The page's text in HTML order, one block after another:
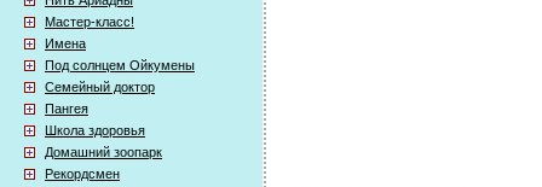
Мастер-класс!
Имена
Под солнцем Ойкумены
Семейный доктор
Пангея
Школа здоровья
Домашний зоопарк
Рекордсмен